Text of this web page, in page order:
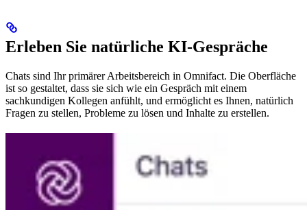
Erleben Sie natürliche KI-Gespräche
Chats sind Ihr primärer Arbeitsbereich in Omnifact. Die Oberfläche
ist so gestaltet, dass sie sich wie ein Gespräch mit einem
sachkundigen Kollegen anfühlt, und ermöglicht es Ihnen, natürlich
Fragen zu stellen, Probleme zu lösen und Inhalte zu erstellen.